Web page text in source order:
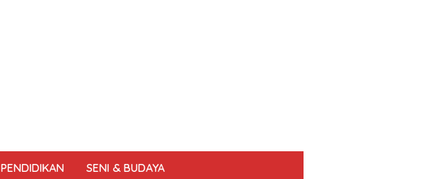
PENDIDIKAN SENI & BUDAYA